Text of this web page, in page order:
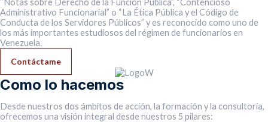
Administrativo Funcionarial” o “La Ética Pública y el Código de
Conducta de los Servidores Públicos” y es reconocido como uno de
los más importantes estudiosos del régimen de funcionarios en
Venezuela.
Contáctame
Como lo hacemos
Desde nuestros dos ámbitos de acción, la formación y la consultoría,
ofrecemos una visión integral desde nuestros 5 pilares: